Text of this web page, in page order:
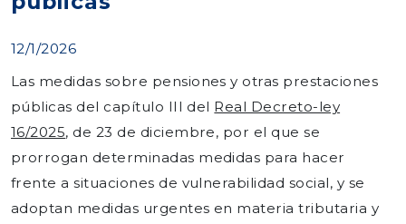
12/1/2026
Las medidas sobre pensiones y otras prestaciones
públicas del capítulo III del Real Decreto-ley
16/2025, de 23 de diciembre, por el que se
prorrogan determinadas medidas para hacer
frente a situaciones de vulnerabilidad social, y se
adoptan medidas urgentes en materia tributaria y